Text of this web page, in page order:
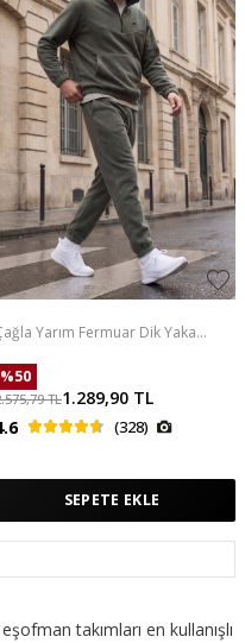
Yarım Fermuar Dik Yaka
- 85159
%50
TL1.289,90 TL
(328)
SEPETE EKLE
takımları en kullanışlı